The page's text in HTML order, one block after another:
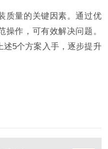
质量的关键因素。通过优
作，可有效解决问题。
5个方案入手，逐步提升